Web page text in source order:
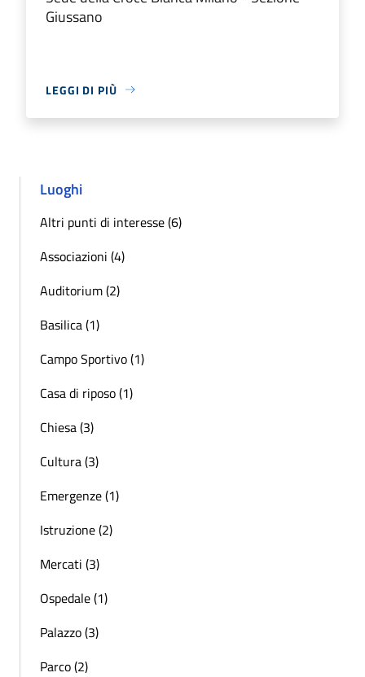
Giussano
LEGGI DI PIÙ
Luoghi
Altri punti di interesse (6)
Associazioni (4)
Auditorium (2)
Basilica (1)
Campo Sportivo (1)
Casa di riposo (1)
Chiesa (3)
Cultura (3)
Emergenze (1)
Istruzione (2)
Mercati (3)
Ospedale (1)
Palazzo (3)
Parco (2)